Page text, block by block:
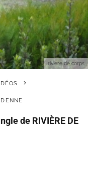
riviere de corps
de RIVIÈRE DE